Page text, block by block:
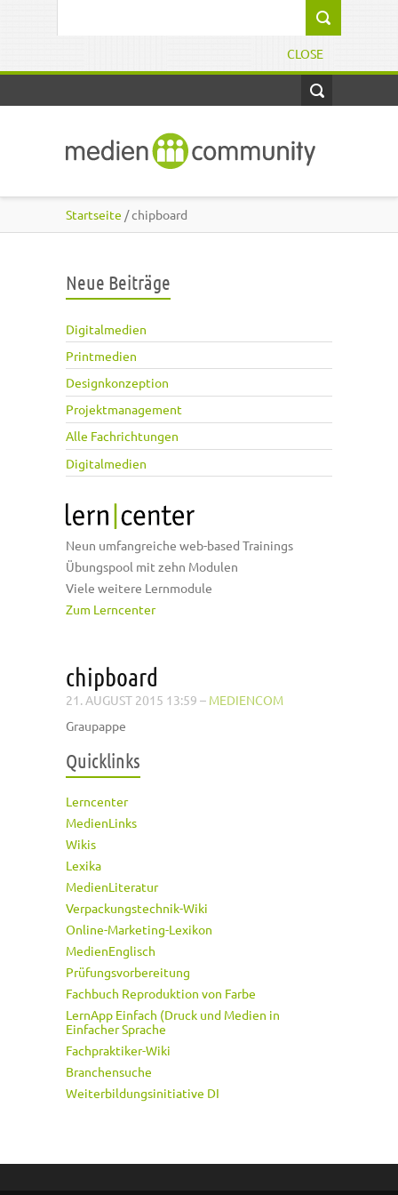
CLOSE
Startseite / chipboard
Neue Beiträge
Digitalmedien
Printmedien
Designkonzeption
Projektmanagement
Alle Fachrichtungen
Digitalmedien
Neun umfangreiche web-based Trainings
Übungspool mit zehn Modulen
Viele weitere Lernmodule
Zum Lerncenter
chipboard
21. AUGUST 2015 13:59 – MEDIENCOM
Graupappe
Quicklinks
Lerncenter
MedienLinks
Wikis
Lexika
MedienLiteratur
Verpackungstechnik-Wiki
Online-Marketing-Lexikon
MedienEnglisch
Prüfungsvorbereitung
Fachbuch Reproduktion von Farbe
LernApp Einfach (Druck und Medien in
Einfacher Sprache
Fachpraktiker-Wiki
Branchensuche
Weiterbildungsinitiative DI